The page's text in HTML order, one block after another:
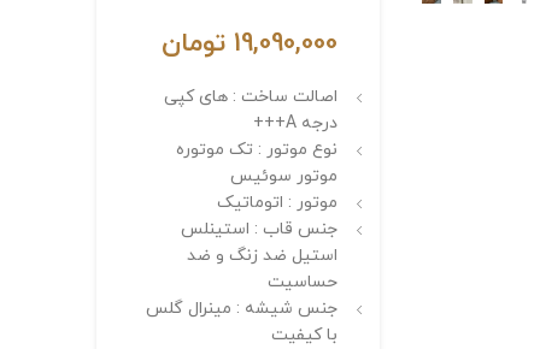
19,090,000 تومان
اصالت ساخت : های کپی
درجه A+++
نوع موتور : تک موتوره
موتور سوئیس
موتور : اتوماتیک
جنس قاب : استینلس
استیل ضد زنگ و ضد
حساسیت
جنس شیشه : مینرال گلس
با کیفیت